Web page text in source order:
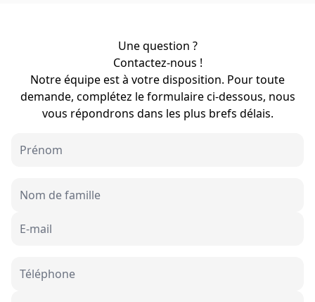
Une question ?
Contactez-nous !
Notre équipe est à votre disposition. Pour toute
demande, complétez le formulaire ci-dessous, nous
vous répondrons dans les plus brefs délais.